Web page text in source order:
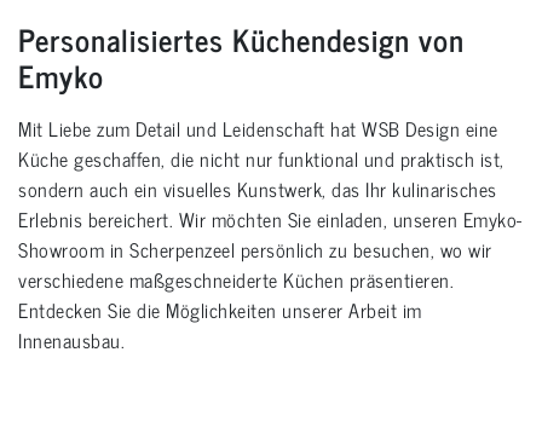
Personalisiertes Küchendesign von
Emyko
Mit Liebe zum Detail und Leidenschaft hat WSB Design eine
Küche geschaffen, die nicht nur funktional und praktisch ist,
sondern auch ein visuelles Kunstwerk, das Ihr kulinarisches
Erlebnis bereichert. Wir möchten Sie einladen, unseren Emyko-
Showroom in Scherpenzeel persönlich zu besuchen, wo wir
verschiedene maßgeschneiderte Küchen präsentieren.
Entdecken Sie die Möglichkeiten unserer Arbeit im
Innenausbau.